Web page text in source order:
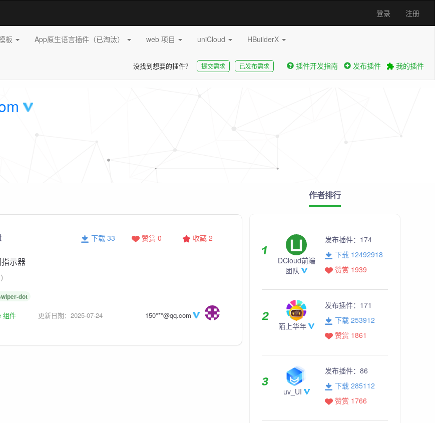
登录 注册
板 App原生语言插件（已淘汰） web 项目 uniCloud HBuilderX
没找到想要的插件？ 提交需求 已发布需求 插件开发指南 发布插件 我的插件
收藏 2
赞赏 0
下载 33
示器
dot
组件 更新日期：2025-07-24 150***@qq.com
作者排行
DCloud前端
团队
发布插件： 174
下载 12492918
赞赏 1939
陌上华年
发布插件： 171
下载 253912
赞赏 1861
uv_UI
发布插件： 86
下载 285112
赞赏 1766